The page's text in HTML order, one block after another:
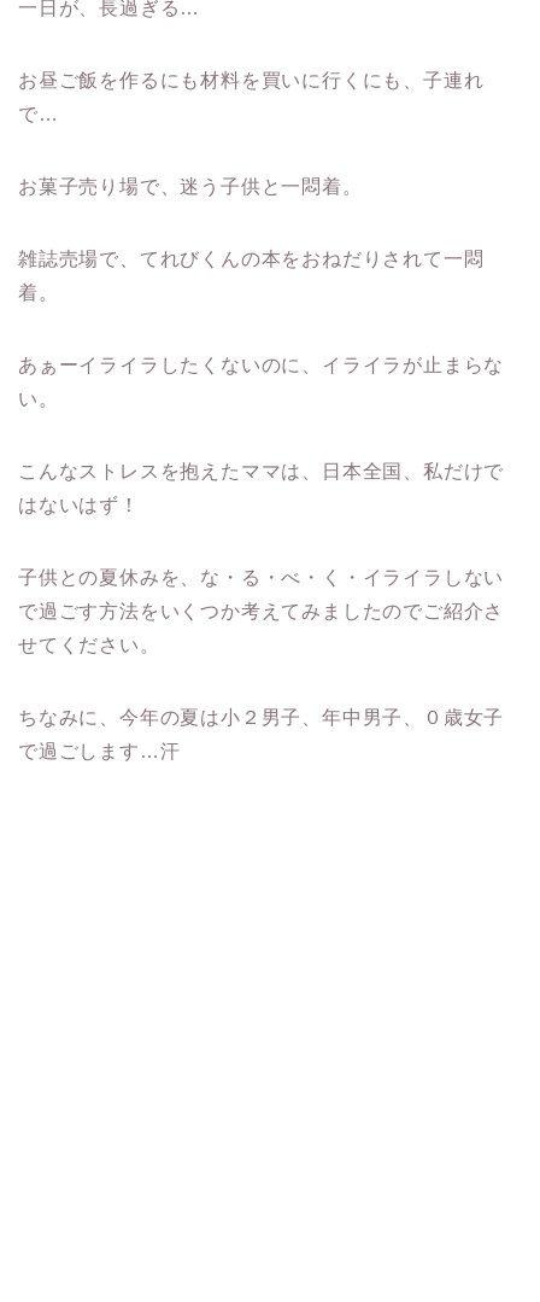
一日が、長過ぎる…
お昼ご飯を作るにも材料を買いに行くにも、子連れ
で…
お菓子売り場で、迷う子供と一悶着。
雑誌売場で、てれびくんの本をおねだりされて一悶
着。
あぁーイライラしたくないのに、イライラが止まらな
い。
こんなストレスを抱えたママは、日本全国、私だけで
はないはず！
子供との夏休みを、な・る・べ・く・イライラしない
で過ごす方法をいくつか考えてみましたのでご紹介さ
せてください。
ちなみに、今年の夏は小２男子、年中男子、０歳女子
で過ごします…汗